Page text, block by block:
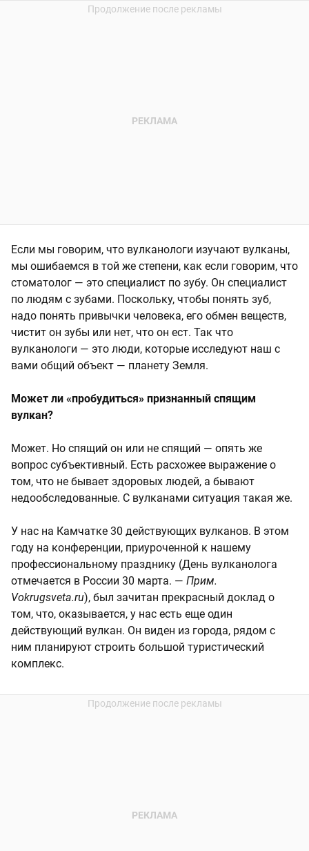
Если мы говорим, что вулканологи изучают вулканы,
мы ошибаемся в той же степени, как если говорим, что
стоматолог — это специалист по зубу. Он специалист
по людям с зубами. Поскольку, чтобы понять зуб,
надо понять привычки человека, его обмен веществ,
чистит он зубы или нет, что он ест. Так что
вулканологи — это люди, которые исследуют наш с
вами общий объект — планету Земля.
Может ли «пробудиться» признанный спящим
вулкан?
Может. Но спящий он или не спящий — опять же
вопрос субъективный. Есть расхожее выражение о
том, что не бывает здоровых людей, а бывают
недообследованные. С вулканами ситуация такая же.
У нас на Камчатке 30 действующих вулканов. В этом
году на конференции, приуроченной к нашему
профессиональному празднику (День вулканолога
отмечается в России 30 марта. — Прим.
Vokrugsveta.ru), был зачитан прекрасный доклад о
том, что, оказывается, у нас есть еще один
действующий вулкан. Он виден из города, рядом с
ним планируют строить большой туристический
комплекс.